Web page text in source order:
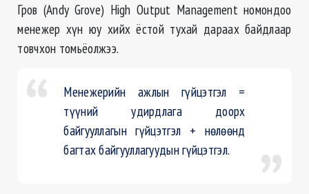
Гров (Andy Grove) High Output Management номондоо
менежер хүн юу хийх ёстой тухай дараах байдлаар
товчхон томьёолжээ.
Менежерийн ажлын гүйцэтгэл =
түүний удирдлага доорх
байгууллагын гүйцэтгэл + нөлөөнд
багтах байгууллагуудын гүйцэтгэл.